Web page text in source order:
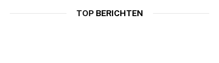
TOPBERICHTEN